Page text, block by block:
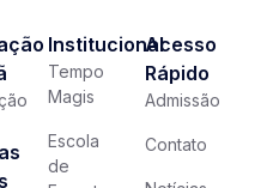
Institucional
Tempo
Magis
Escola
de
Acesso
Rápido
Admissão
Contato